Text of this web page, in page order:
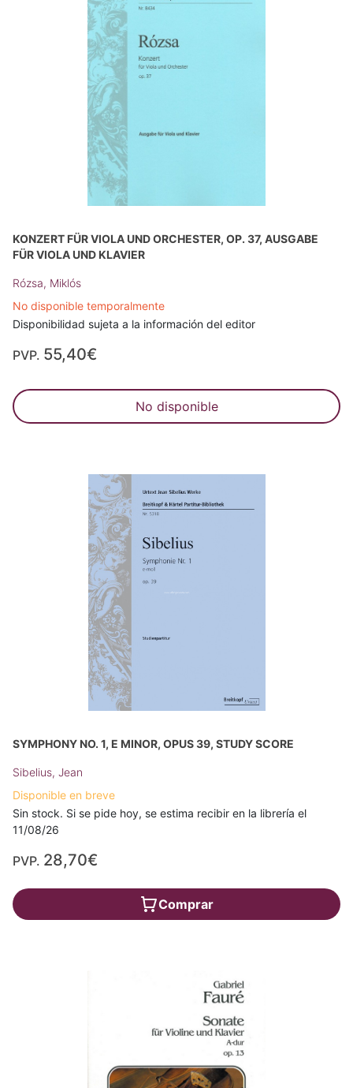
KONZERT FÜR VIOLA UND ORCHESTER, OP. 37, AUSGABE
FÜR VIOLA UND KLAVIER
Rózsa, Miklós
No disponible temporalmente
Disponibilidad sujeta a la información del editor
PVP. 55,40€
No disponible
SYMPHONY NO. 1, E MINOR, OPUS 39, STUDY SCORE
Sibelius, Jean
Disponible en breve
Sin stock. Si se pide hoy, se estima recibir en la librería el
11/08/26
PVP. 28,70€
Comprar